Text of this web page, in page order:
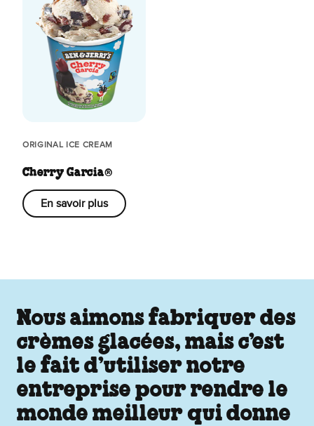
ORIGINAL ICE CREAM
Cherry Garcia®
En savoir plus
Nous aimons fabriquer des
crèmes glacées, mais c’est
le fait d’utiliser notre
entreprise pour rendre le
monde meilleur qui donne